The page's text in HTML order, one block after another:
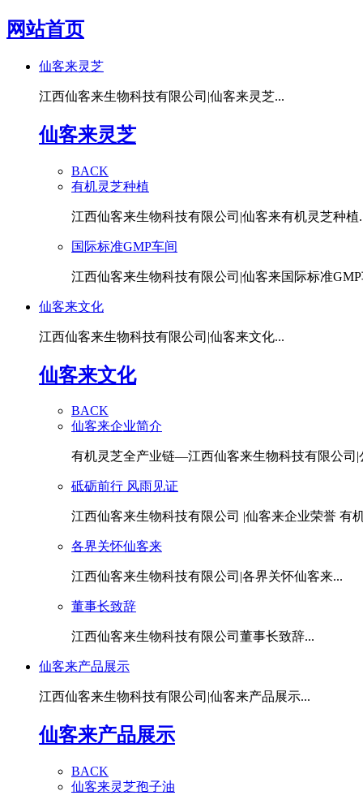
网站首页
仙客来灵芝
江西仙客来生物科技有限公司|仙客来灵芝...
仙客来灵芝
BACK
有机灵芝种植
江西仙客来生物科技有限公司|仙客来有机灵芝种植
国际标准GMP车间
江西仙客来生物科技有限公司|仙客来国际标准GMP
仙客来文化
江西仙客来生物科技有限公司|仙客来文化...
仙客来文化
BACK
仙客来企业简介
有机灵芝全产业链—江西仙客来生物科技有限公司|
砥砺前行 风雨见证
江西仙客来生物科技有限公司 |仙客来企业荣誉 有
各界关怀仙客来
江西仙客来生物科技有限公司|各界关怀仙客来...
董事长致辞
江西仙客来生物科技有限公司董事长致辞...
仙客来产品展示
江西仙客来生物科技有限公司|仙客来产品展示...
仙客来产品展示
BACK
仙客来灵芝孢子油